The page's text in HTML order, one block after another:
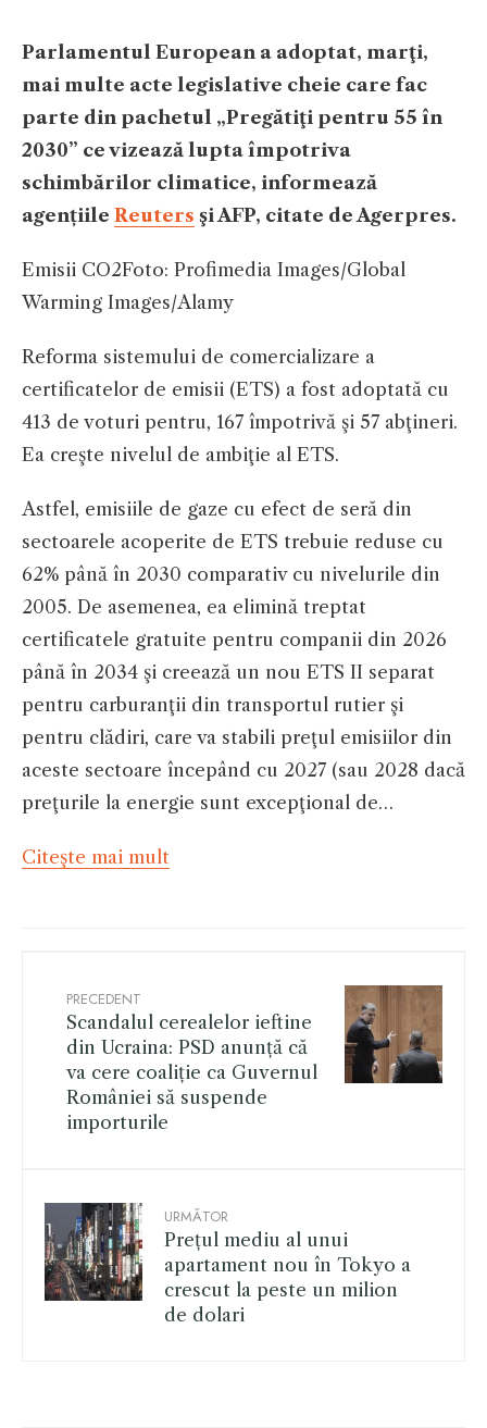
​Parlamentul European a adoptat, marţi,
mai multe acte legislative cheie care fac
parte din pachetul „Pregătiţi pentru 55 în
2030” ce vizează lupta împotriva
schimbărilor climatice, informează
agențiile Reuters şi AFP, citate de Agerpres.
Emisii CO2Foto: Profimedia Images/Global
Warming Images/Alamy
Reforma sistemului de comercializare a
certificatelor de emisii (ETS) a fost adoptată cu
413 de voturi pentru, 167 împotrivă şi 57 abţineri.
Ea creşte nivelul de ambiţie al ETS.
Astfel, emisiile de gaze cu efect de seră din
sectoarele acoperite de ETS trebuie reduse cu
62% până în 2030 comparativ cu nivelurile din
2005. De asemenea, ea elimină treptat
certificatele gratuite pentru companii din 2026
până în 2034 şi creează un nou ETS II separat
pentru carburanţii din transportul rutier şi
pentru clădiri, care va stabili preţul emisiilor din
aceste sectoare începând cu 2027 (sau 2028 dacă
preţurile la energie sunt excepţional de…
Citeşte mai mult
PRECEDENT
Scandalul cerealelor ieftine
din Ucraina: PSD anunță că
va cere coaliție ca Guvernul
României să suspende
importurile
URMĂTOR
Prețul mediu al unui
apartament nou în Tokyo a
crescut la peste un milion
de dolari